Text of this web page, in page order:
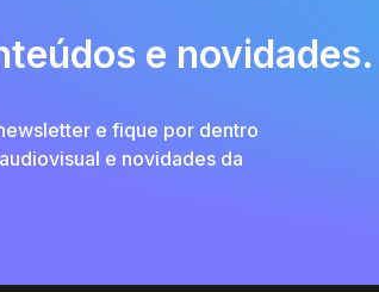
e novidades.
e fique por dentro
e novidades da